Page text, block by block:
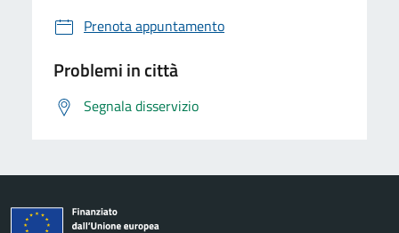
Prenota appuntamento
Problemi in città
Segnala disservizio